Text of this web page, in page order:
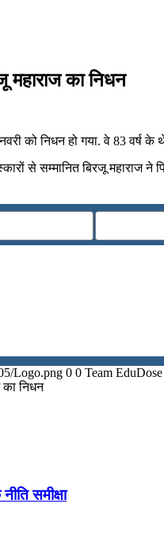
का निधन
को निधन हो गया. वे 83 वर्ष के
से सम्मानित बिरजू महाराज ने
Logo.png 0 0 Team EduDose
का निधन
समीक्षा